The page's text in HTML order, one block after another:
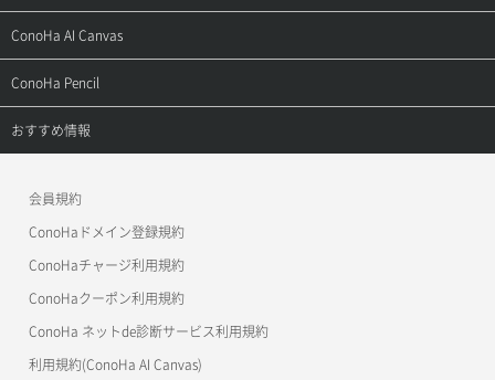
お問い合わせ
よくある質問
APIドキュメントVPS3.0
ご利用ガイド
APIドキュメントVPS3.0
サポートトップ
ご利用ガイド
ConoHa AI Canvas
サポートトップ
ご利用ガイド
ConoHa Pencil
サポートトップ
おすすめ情報
美雲このは徹底ガイド
会員規約
ConoHaドメイン登録規約
ConoHaチャージ利用規約
ConoHaクーポン利用規約
ConoHa ネットde診断サービス利用規約
利用規約(ConoHa AI Canvas)